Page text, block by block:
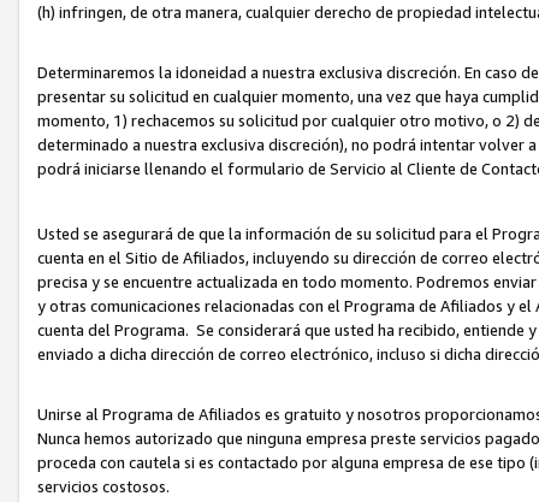
(h) infringen, de otra manera, cualquier derecho de propiedad
Determinaremos la idoneidad a nuestra exclusiva discreción. En caso
presentar su solicitud en cualquier momento, una vez que haya
momento, 1) rechacemos su solicitud por cualquier otro motivo, o 2)
determinado a nuestra exclusiva discreción), no podrá intentar volver
podrá iniciarse llenando el formulario de Servicio al Cliente de
Usted se asegurará de que la información de su solicitud para el
cuenta en el Sitio de Afiliados, incluyendo su dirección de correo
precisa y se encuentre actualizada en todo momento. Podremos
y otras comunicaciones relacionadas con el Programa de Afiliados y
cuenta del Programa. Se considerará que usted ha recibido, entiende
enviado a dicha dirección de correo electrónico, incluso si dicha
Unirse al Programa de Afiliados es gratuito y nosotros
Nunca hemos autorizado que ninguna empresa preste servicios
proceda con cautela si es contactado por alguna empresa de ese
servicios costosos.